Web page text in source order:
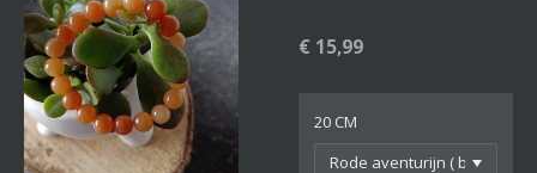
€ 15,99
20 CM